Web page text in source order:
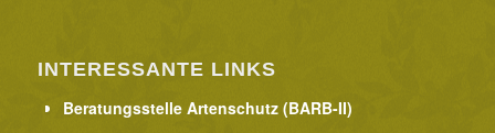
INTERESSANTE LINKS
Beratungsstelle Artenschutz (BARB-II)